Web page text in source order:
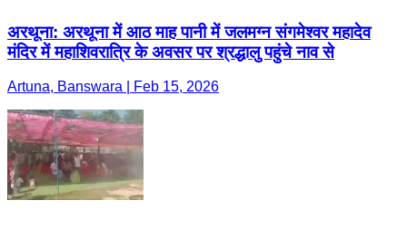
अरथूना: अरथूना में आठ माह पानी में जलमग्न संगमेश्वर महादेव
मंदिर में महाशिवरात्रि के अवसर पर श्रद्धालु पहुंचे नाव से
Artuna, Banswara | Feb 15, 2026